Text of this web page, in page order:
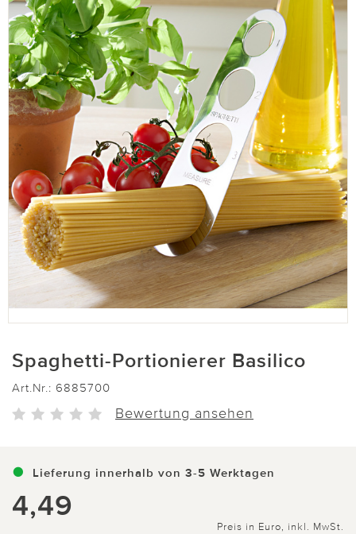
Spaghetti-Portionierer Basilico
Art.Nr.: 6885700
Bewertung ansehen
Lieferung innerhalb von 3-5 Werktagen
4,49
Preis in Euro, inkl. MwSt.